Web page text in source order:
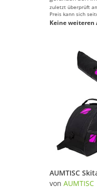
zuletzt überprüft
Preis kann sich
Keine weiteren
von AUMTISC